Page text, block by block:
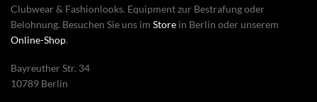
Clubwear & Fashionlooks. Equipment zur Bestrafung oder
Belohnung. Besuchen Sie uns im Store in Berlin oder unserem
Online-Shop.
Bayreuther Str. 34
10789 Berlin